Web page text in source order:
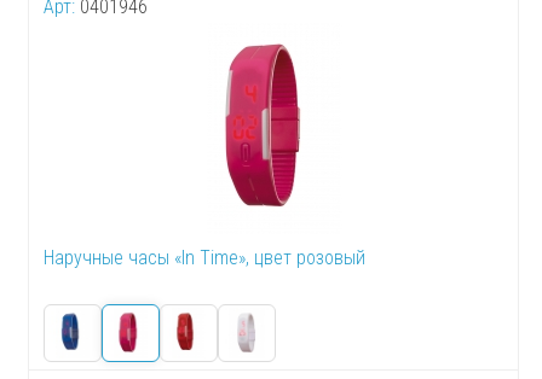
Арт: 0401946
Наручные часы «In Time», цвет розовый